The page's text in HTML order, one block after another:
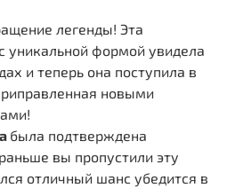
легенды! Эта
уникальной формой увидела
и теперь она поступила в
новыми
была подтверждена
вы пропустили эту
отличный шанс убедится в